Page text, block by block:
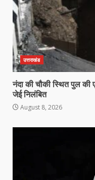
उत्तराखंड
नंदा की चौकी स्थित पुल की
जेई निलंबित
August 8, 2026